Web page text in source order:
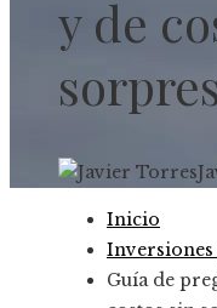
y de
Inicio
Inversiones
Guía de